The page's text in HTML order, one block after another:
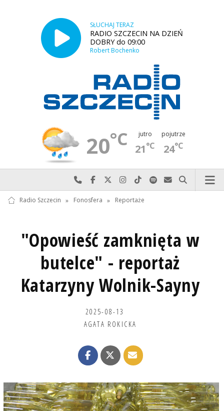
SŁUCHAJ TERAZ
RADIO SZCZECIN NA DZIEŃ
DOBRY do 09:00
Robert Bochenko
20°C jutro
21°C
pojutrze
24°C
Najlepiej po prostu do nas zadzwoń
Odwiedź nas na Facebook-u
Odwiedź nas na X
Odwiedź nas na Instagram-ie
Odwiedź nas na TikTok-u
Szukaj nas na Spotify
Wyślij do nas
Szukaj
Radio Szczecin » Fonosfera » Reportaże
"Opowieść zamknięta w
butelce" - reportaż
Katarzyny Wolnik-Sayny
2025-08-13
AGATA ROKICKA